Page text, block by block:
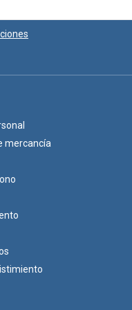
más avanzados o
seleccionando
Mano
mercancía